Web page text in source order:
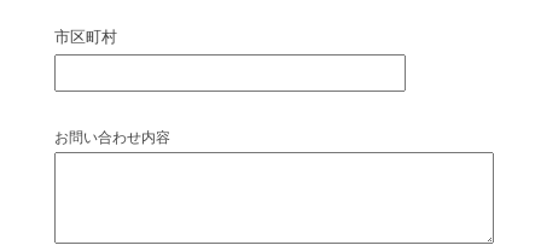
市区町村
お問い合わせ内容